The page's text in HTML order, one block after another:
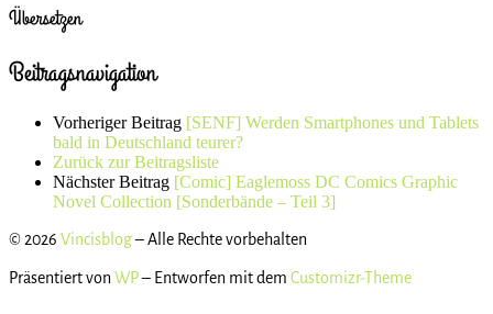
Übersetzen
Beitragsnavigation
Vorheriger Beitrag [SENF] Werden Smartphones und Tablets
bald in Deutschland teurer?
Zurück zur Beitragsliste
Nächster Beitrag [Comic] Eaglemoss DC Comics Graphic
Novel Collection [Sonderbände – Teil 3]
© 2026 Vincisblog– Alle Rechte vorbehalten
Präsentiert von WP– Entworfen mit dem Customizr-Theme